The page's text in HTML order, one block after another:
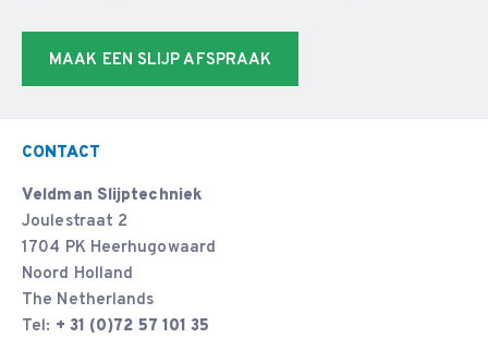
MAAK EEN SLIJP AFSPRAAK
CONTACT
Veldman Slijptechniek
Joulestraat 2
1704 PK Heerhugowaard
Noord Holland
The Netherlands
Tel: + 31 (0)72 57 101 35